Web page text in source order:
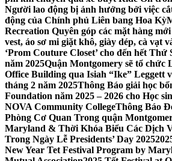
Người lao động bị ảnh hưởng bởi việc
động của Chính phủ Liên bang Hoa Kỳ
Recreation Quyên góp các mặt hàng
vest, áo sơ mi giặt khô, giày dép, cà vạt
‘Prom Couture Closet’ cho đến hết Thứ
năm 2025Quận Montgomery sẽ tổ chức
Office Building qua Isiah “Ike” Leggett
tháng 2 năm 2025Thông Báo giải học
Foundation năm 2025 – 2026 cho Học
NOVA Community CollegeThông Báo
Phòng Cơ Quan Trong quận
Maryland & Thời Khóa Biểu Các Dịch
Trong Ngày Lễ Presidents’ Day 2025
New Year Tet Festival Program by